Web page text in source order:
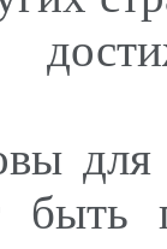
для